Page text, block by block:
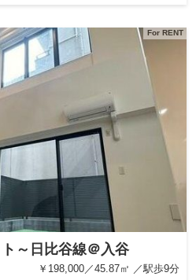
For RENT
～日比谷線＠入谷
￥198,000／45.87㎡ ／駅歩9分